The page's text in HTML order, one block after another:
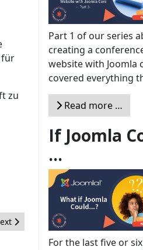
für
zu
article: Den Kopf in der Tag
Part 1 of our series
creating a
website with Joomla
covered everything
Read more …
If Joomla
...
For the last five or